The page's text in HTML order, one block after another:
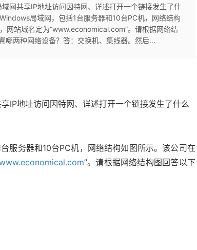
网共享IP地址访问因特网、详述打开一个链接发生了什
局域网，包括1台服务器和10台PC机，网络结构
网站域名定为“www.economical.com”。请根据网络结
两种网络设备？答：交换机、集线器。然后...
IP地址访问因特网、详述打开一个链接发生了什么
服务器和10台PC机，网络结构如图所示。该公司在
”。请根据网络结构图回答以下